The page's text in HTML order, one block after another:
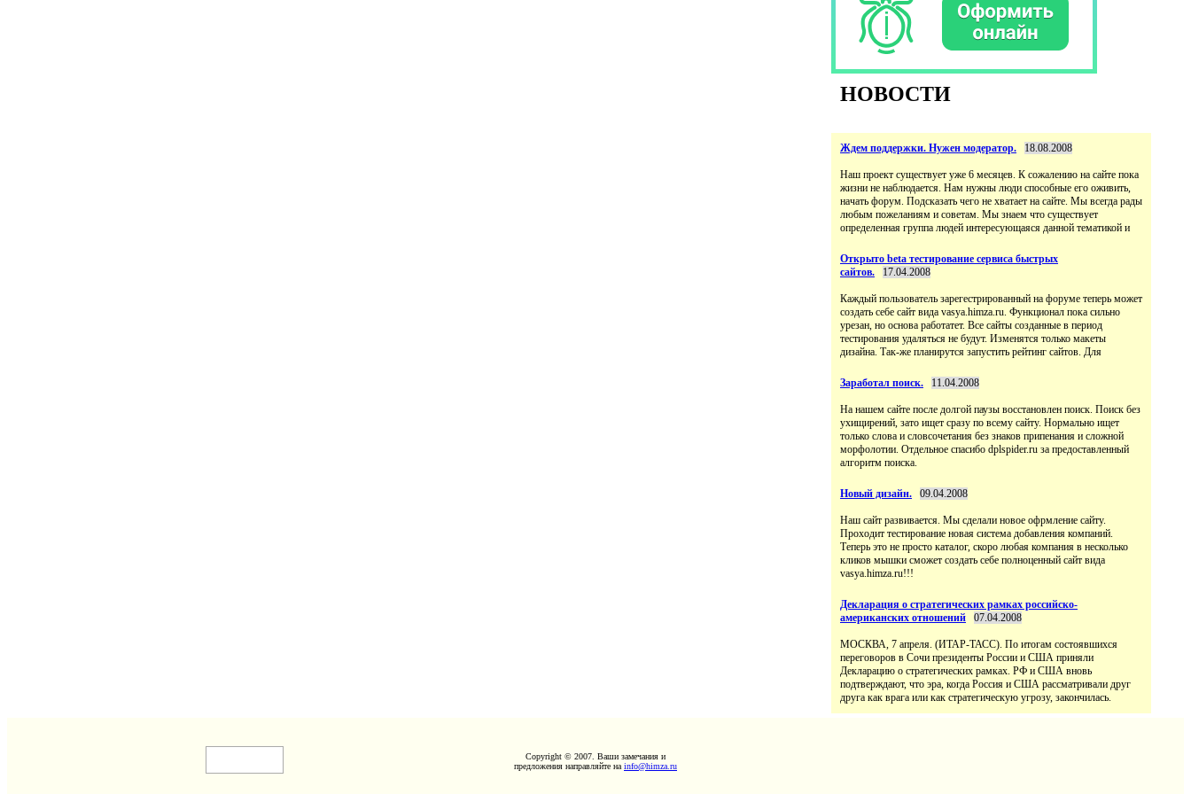
НОВОСТИ
Ждем поддержки. Нужен модератор. 18.08.2008
Наш проект существует уже 6 месяцев. К сожалению на сайте пока
жизни не наблюдается. Нам нужны люди способные его оживить,
начать форум. Подсказать чего не хватает на сайте. Мы всегда рады
любым пожеланиям и советам. Мы знаем что существует
определенная группа людей интересующаяся данной тематикой и
Открыто beta тестирование сервиса быстрых
сайтов.
17.04.2008
Каждый пользователь зарегестрированный на форуме теперь может
создать себе сайт вида vasya.himza.ru. Функционал пока сильно
урезан, но основа работатет. Все сайты созданные в период
тестирования удаляться не будут. Изменятся только макеты
дизайна. Так-же планирутся запустить рейтинг сайтов. Для
Заработал поиск. 11.04.2008
На нашем сайте после долгой паузы восстановлен поиск. Поиск без
ухищирений, зато ищет сразу по всему сайту. Нормально ищет
только слова и словсочетания без знаков припенания и сложной
морфолотии. Отдельное спасибо dplspider.ru за предоставленный
алгоритм поиска.
Новый дизайн. 09.04.2008
Наш сайт развивается. Мы сделали новое офрмление сайту.
Проходит тестирование новая система добавления компаний.
Теперь это не просто каталог, скоро любая компания в несколько
кликов мышки сможет создать себе полноценный сайт вида
vasya.himza.ru!!!
Декларация о стратегических рамках российско-
американских отношений
07.04.2008
МОСКВА, 7 апреля. (ИТАР-ТАСС). По итогам состоявшихся
переговоров в Сочи президенты России и США приняли
Декларацию о стратегических рамках. РФ и США вновь
подтверждают, что эра, когда Россия и США рассматривали друг
друга как врага или как стратегическую угрозу, закончилась.
Copyright © 2007. Ваши замечания и
предложения направляйте на info@himza.ru